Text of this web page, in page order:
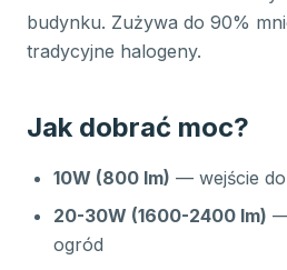
budynku. Zużywa do 90%
tradycyjne halogeny.
Jak dobrać moc?
10W (800 lm) — wejście do
20-30W (1600-2400 lm) —
ogród